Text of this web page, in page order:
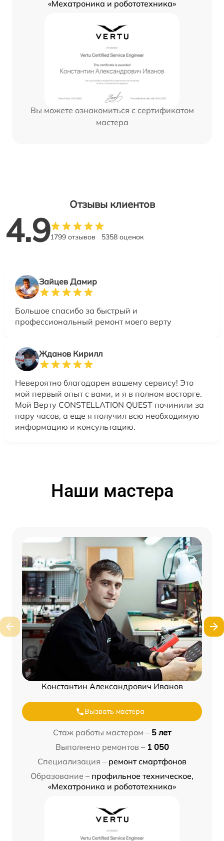
«Мехатроника и робототехника»
Вы можете ознакомиться с сертификатом
мастера
Отзывы клиентов
4.91799 отзывов 5358 оценок
Зайцев Дамир
Большое спасибо за быстрый и
профессиональный ремонт моего верту
Жданов Кирилл
Невероятно благодарен вашему сервису! Это
мой первый опыт с вами, и я в полном восторге.
Мой Верту CONSTELLATION QUEST починили за
пару часов, а еще я получил всю необходимую
информацию и консультацию.
Наши мастера
Константин Александрович Иванов
Вызвать мастера
Стаж работы мастером – 5 лет
Выполнено ремонтов – 1 050
Специализация – ремонт смартфонов
Образование – профильное техническое,
«Мехатроника и робототехника»